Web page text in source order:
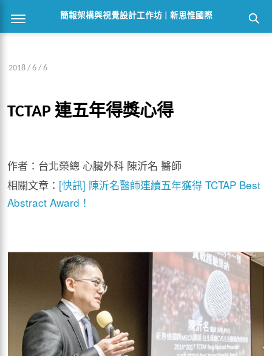
簡報架構與視覺設計工作坊 | 新思惟國際
2018 / 6 / 6
TCTAP 連五年得獎心得
作者：台北榮總 心臟外科 陳沂名 醫師
相關文章： [快訊] 陳沂名醫師連續五年獲得 TCTAP Best
Abstract Award！